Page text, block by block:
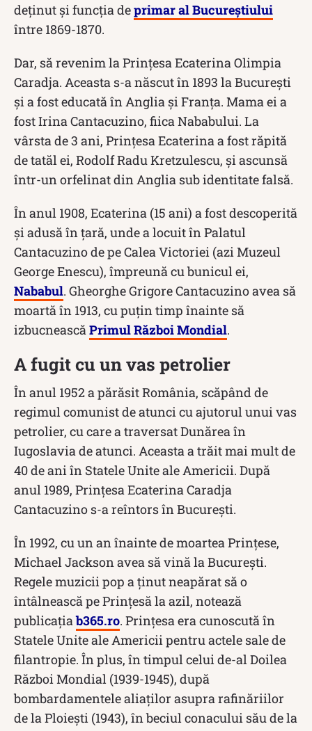
deținut și funcția deprimar al Bucureștiului
între 1869-1870.
Dar, să revenim la Prințesa Ecaterina Olimpia
Caradja. Aceasta s-a născut în 1893 la București
și a fost educată în Anglia și Franța. Mama ei a
fost Irina Cantacuzino, fiica Nababului. La
vârsta de 3 ani, Prințesa Ecaterina a fost răpită
de tatăl ei, Rodolf Radu Kretzulescu, și ascunsă
într-un orfelinat din Anglia sub identitate falsă.
În anul 1908, Ecaterina (15 ani) a fost descoperită
și adusă în țară, unde a locuit în Palatul
Cantacuzino de pe Calea Victoriei (azi Muzeul
George Enescu), împreună cu bunicul ei,
Nababul. Gheorghe Grigore Cantacuzino avea să
moartă în 1913, cu puțin timp înainte să
izbucnească Primul Război Mondial.
A fugit cu un vas petrolier
În anul 1952 a părăsit România, scăpând de
regimul comunist de atunci cu ajutorul unui vas
petrolier, cu care a traversat Dunărea în
Iugoslavia de atunci. Aceasta a trăit mai mult de
40 de ani în Statele Unite ale Americii. După
anul 1989, Prințesa Ecaterina Caradja
Cantacuzino s-a reîntors în București.
În 1992, cu un an înainte de moartea Prințese,
Michael Jackson avea să vină la București.
Regele muzicii pop a ținut neapărat să o
întâlnească pe Prințesă la azil, notează
publicațiab365.ro. Prințesa era cunoscută în
Statele Unite ale Americii pentru actele sale de
filantropie. În plus, în timpul celui de-al Doilea
Război Mondial (1939-1945), după
bombardamentele aliaților asupra rafinăriilor
de la Ploiești (1943), în beciul conacului său de la